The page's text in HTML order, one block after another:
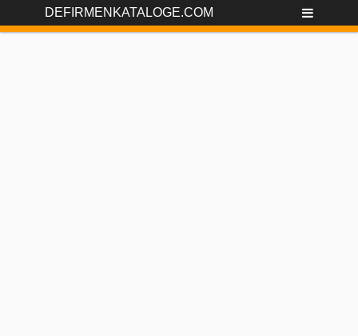
DEFIRMENKATALOGE.COM